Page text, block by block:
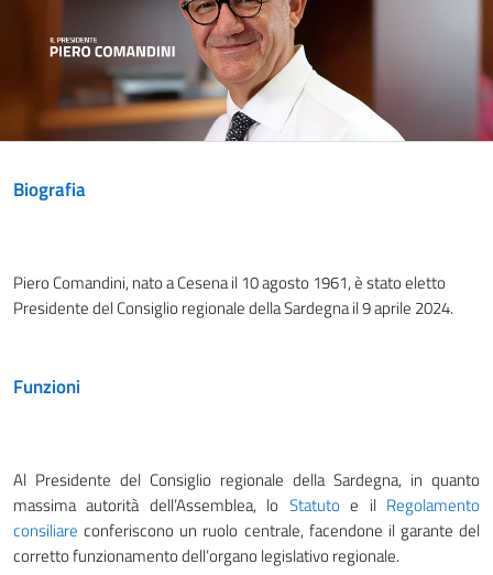
Biografia
Piero Comandini, nato a Cesena il 10 agosto 1961, è stato eletto
Presidente del Consiglio regionale della Sardegna il 9 aprile 2024.
Funzioni
Al Presidente del Consiglio regionale della Sardegna, in quanto
massima autorità dell’Assemblea, lo Statuto e il Regolamento
consiliare conferiscono un ruolo centrale, facendone il garante del
corretto funzionamento dell’organo legislativo regionale.